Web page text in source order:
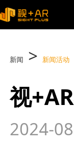
新闻 > 新闻活动
视
2024-